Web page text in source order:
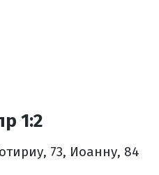
1:2
73, Иоанну, 84